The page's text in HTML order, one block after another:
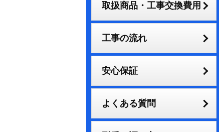
取扱商品・工事交換費用
工事の流れ
安心保証
よくある質問